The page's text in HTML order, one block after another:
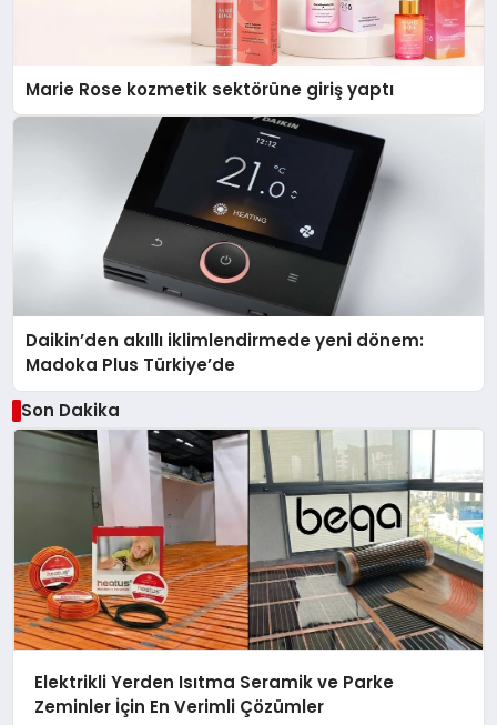
Marie Rose kozmetik sektörüne giriş yaptı
Daikin’den akıllı iklimlendirmede yeni dönem:
Madoka Plus Türkiye’de
Son Dakika
Elektrikli Yerden Isıtma Seramik ve Parke
Zeminler İçin En Verimli Çözümler